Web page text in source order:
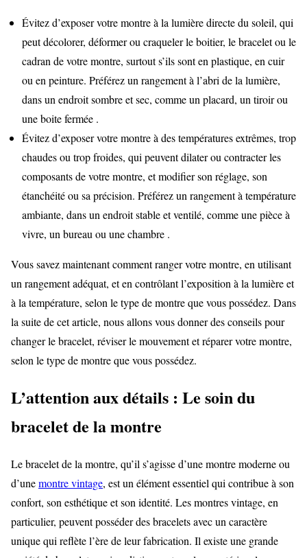
Évitez d’exposer votre montre à la lumière directe du soleil, qui
peut décolorer, déformer ou craqueler le boitier, le bracelet ou le
cadran de votre montre, surtout s’ils sont en plastique, en cuir
ou en peinture. Préférez un rangement à l’abri de la lumière,
dans un endroit sombre et sec, comme un placard, un tiroir ou
une boite fermée .
Évitez d’exposer votre montre à des températures extrêmes, trop
chaudes ou trop froides, qui peuvent dilater ou contracter les
composants de votre montre, et modifier son réglage, son
étanchéité ou sa précision. Préférez un rangement à température
ambiante, dans un endroit stable et ventilé, comme une pièce à
vivre, un bureau ou une chambre .
Vous savez maintenant comment ranger votre montre, en utilisant
un rangement adéquat, et en contrôlant l’exposition à la lumière et
à la température, selon le type de montre que vous possédez. Dans
la suite de cet article, nous allons vous donner des conseils pour
changer le bracelet, réviser le mouvement et réparer votre montre,
selon le type de montre que vous possédez.
L’attention aux détails : Le soin du
bracelet de la montre
Le bracelet de la montre, qu’il s’agisse d’une montre moderne ou
d’unemontre vintage, est un élément essentiel qui contribue à son
confort, son esthétique et son identité. Les montres vintage, en
particulier, peuvent posséder des bracelets avec un caractère
unique qui reflète l’ère de leur fabrication. Il existe une grande